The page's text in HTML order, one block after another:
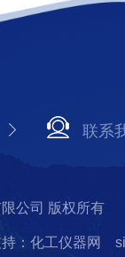
联系
公司 版权所有
：化工仪器网